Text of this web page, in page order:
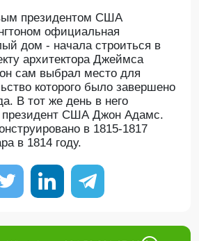
президентом США
официальная
дом - начала строиться в
архитектора Джеймса
сам выбрал место для
которого было завершено
В тот же день в него
президент США Джон Адамс.
в 1815-1817
в 1814 году.